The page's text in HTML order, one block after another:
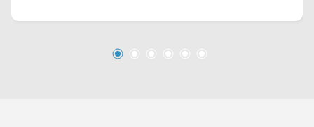
Anderman, Av. Ampélio Gazzetta, Rua Olívio
com farmácias, academia Skyfit, supermercado